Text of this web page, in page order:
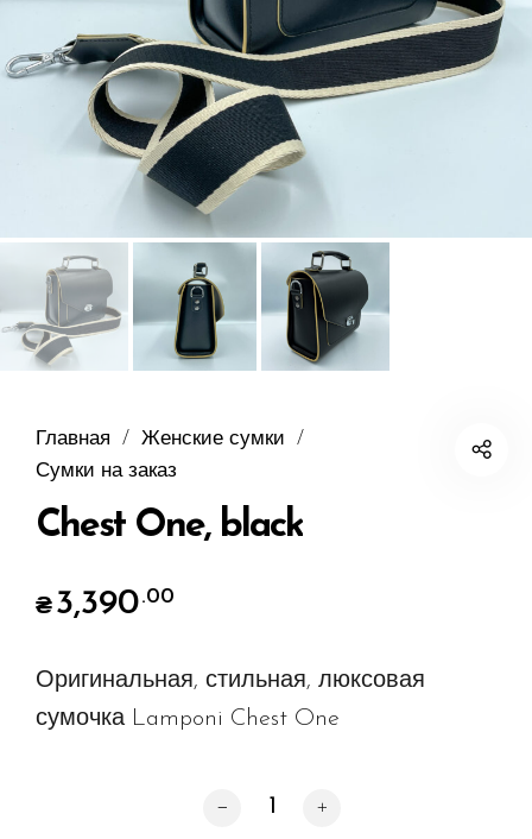
Главная / Женские сумки
/
Сумки на заказ
Chest One, black
₴3,390.00
Оригинальная, стильная, люксовая
сумочка Lamponi Chest One
Количество товара Chest One, black